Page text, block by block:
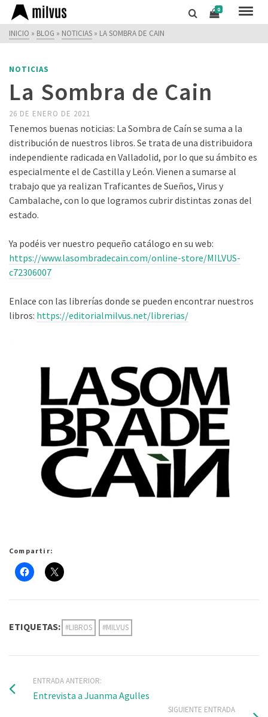
0
INICIO » BLOG » NOTICIAS » LA SOMBRA DE CAIN
NOTICIAS
La Sombra de Cain
26 DE ENERO DE 2021
Tenemos buenas noticias: La Sombra de Caín se suma a la
distribución de nuestros libros. Se trata de una distribuidora
independiente radicada en Valladolid, por lo que su ámbito es
especialmente el de Castilla y León. Vienen a sumarse al
trabajo que ya realizan Traficantes de Sueños, Virus y
Cambalache, con lo que logramos cubrir distintas zonas del
estado.
Ya podéis ver nuestro pequeño catálogo en su web:
https://www.lasombradecain.com/online-store/MILVUS-
c72306007
Enlace con las librerías donde se pueden encontrar nuestros
libros: https://editorialmilvus.net/librerias/
Compartir:
ETIQUETAS: #LIBROS #MILVUS
ENTRADA ANTERIOR:
Entrevista a Juanma Agulles
SIGUIENTE ENTRADA